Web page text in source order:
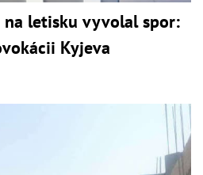
na letisku vyvolal spor:
Kyjeva